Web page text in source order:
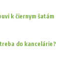
k čiernym šatám
do kancelárie?